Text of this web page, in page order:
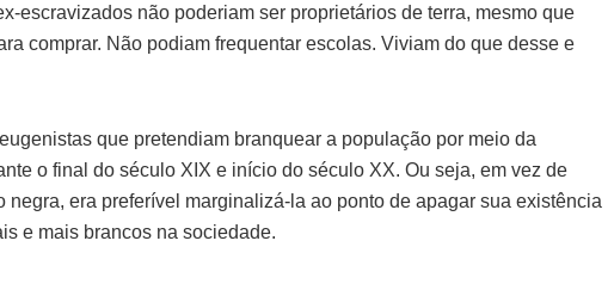
escravizados não poderiam ser proprietários de terra, mesmo que
comprar. Não podiam frequentar escolas. Viviam do que desse e
que pretendiam branquear a população por meio da
o final do século XIX e início do século XX. Ou seja, em vez de
negra, era preferível marginalizá-la ao ponto de apagar sua existência
e mais brancos na sociedade.